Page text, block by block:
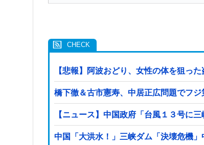
【悲報】阿波おどり、女性の体を狙っ
橋下徹＆古市憲寿、中居正広問題でフジ
【ニュース】中国政府「台風１３号に
中国「大洪水！」三峡ダム「決壊危機